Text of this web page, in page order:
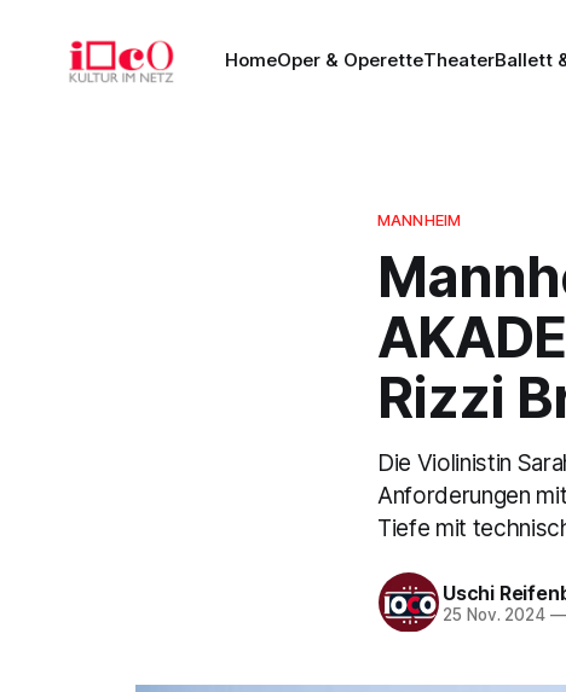
HomeOper & OperetteTheaterBallett
MANNHEIM
Rizzi
Die Violinistin
Anforderungen
Tiefe mit
Uschi
25 Nov. 2024 —